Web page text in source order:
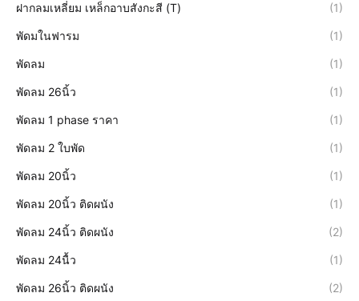
ฝากลมเหลี่ยม เหล็กอาบสังกะสี (T) (1)
พัดมในฟารม (1)
พัดลม (1)
พัดลม 26นิ้ว (1)
พัดลม 1 phase ราคา (1)
พัดลม 2 ใบพัด (1)
พัดลม 20นิ้ว (1)
พัดลม 20นิ้ว ติดผนัง (1)
พัดลม 24นิ้ว ติดผนัง (2)
พัดลม 24นื้ว (1)
พัดลม 26นิ้ว ติดผนัง (2)